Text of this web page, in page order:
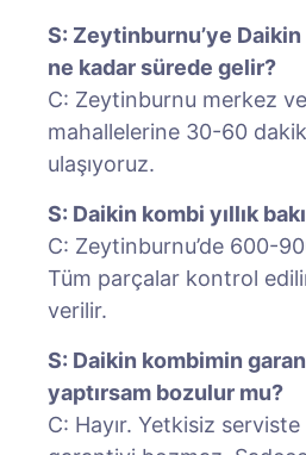
S: Zeytinburnu’ye
ne kadar sürede gelir?
C: Zeytinburnu merkez
mahallelerine 30-60
ulaşıyoruz.
S: Daikin kombi yıllık
C: Zeytinburnu’de 600-
Tüm parçalar kontrol
verilir.
S: Daikin kombimin
yaptırsam bozulur mu?
C: Hayır. Yetkisiz serviste